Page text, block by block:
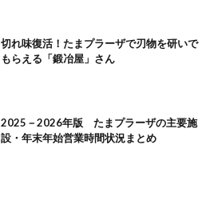
切れ味復活！たまプラーザで刃物を研いで
もらえる「鍛冶屋」さん
2025－2026年版 たまプラーザの主要施
設・年末年始営業時間状況まとめ